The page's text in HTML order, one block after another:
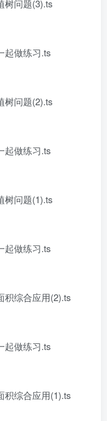
问题(3).ts
做练习.ts
问题(2).ts
做练习.ts
问题(1).ts
做练习.ts
综合应用(2).ts
做练习.ts
综合应用(1).ts